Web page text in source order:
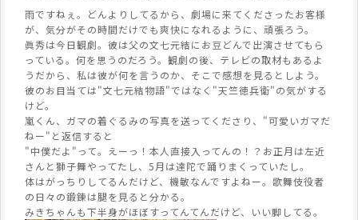
雨ですねぇ。どんよりしてるから、劇場に来てくださったお客様
が、気分がその時間だけでも爽快になれるように、頑張ろう。
眞秀は今日観劇。彼は父の文七元結にお豆どんで出演させてもら
っている。何を思うのだろう。観劇の後、テレビの取材もあるよ
うだから、私は彼が何を言うのか、そこで感想を見るとしよう。
彼のお目当ては"文七元結物語"ではなく"天竺徳兵衛"の気がする
けど。
嵐くん、ガマの着ぐるみの写真を送ってくださり、"可愛いガマだ
ねー"と返信すると
"中僕だよ"って。えーっ！本人直接入ってんの！？お正月は左近
さんと獅子舞やってたし、5月は達陀で踊りまくっていたし。
体はがっちりしてるんだけど、機敏なんですよねー。歌舞伎役者
の日々の鍛錬は腿を見ると分かる。
みきちゃんも下半身がほぼすってんてんだけど、いい脚してる。